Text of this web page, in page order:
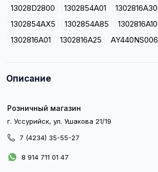
13028D2800 1302854A01 1302816A30
1302854AX5
1302854A85 1302816A10
1302816A01
1302816A25 AY440NS006
Описание
Розничный магазин
г. Уссурийск, ул. Ушакова 21/19
7 (4234) 35-55-27
8 914 711 01 47